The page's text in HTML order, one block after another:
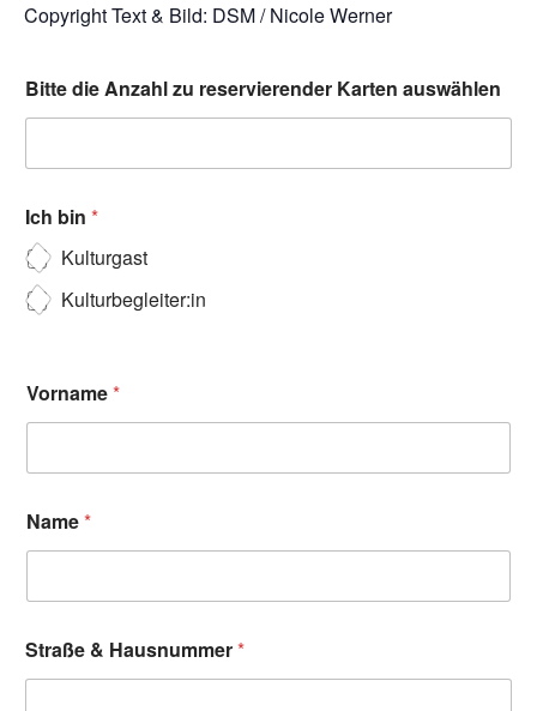
Copyright Text & Bild: DSM / Nicole Werner
Bitte die Anzahl zu reservierender Karten auswählen
Ich bin *
Kulturgast
Kulturbegleiter:in
Vorname*
Name*
Straße & Hausnummer*